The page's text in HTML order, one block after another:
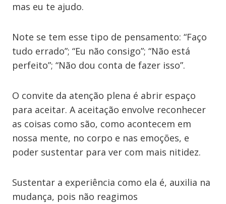
mas eu te ajudo.
Note se tem esse tipo de pensamento: “Faço
tudo errado”; “Eu não consigo”; “Não está
perfeito”; “Não dou conta de fazer isso”.
O convite da atenção plena é abrir espaço
para aceitar. A aceitação envolve reconhecer
as coisas como são, como acontecem em
nossa mente, no corpo e nas emoções, e
poder sustentar para ver com mais nitidez.
Sustentar a experiência como ela é, auxilia na
mudança, pois não reagimos